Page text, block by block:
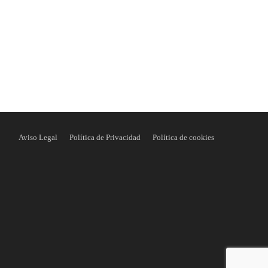
Aviso Legal Política de Privacidad Política de cookies